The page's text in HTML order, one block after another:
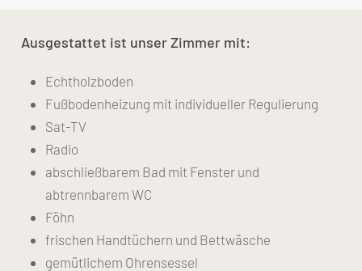
Ausgestattet ist unser Zimmer mit:
Echtholzboden
Fußbodenheizung mit individueller Regulierung
Sat-TV
Radio
abschließbarem Bad mit Fenster und
abtrennbarem WC
Föhn
frischen Handtüchern und Bettwäsche
gemütlichem Ohrensessel